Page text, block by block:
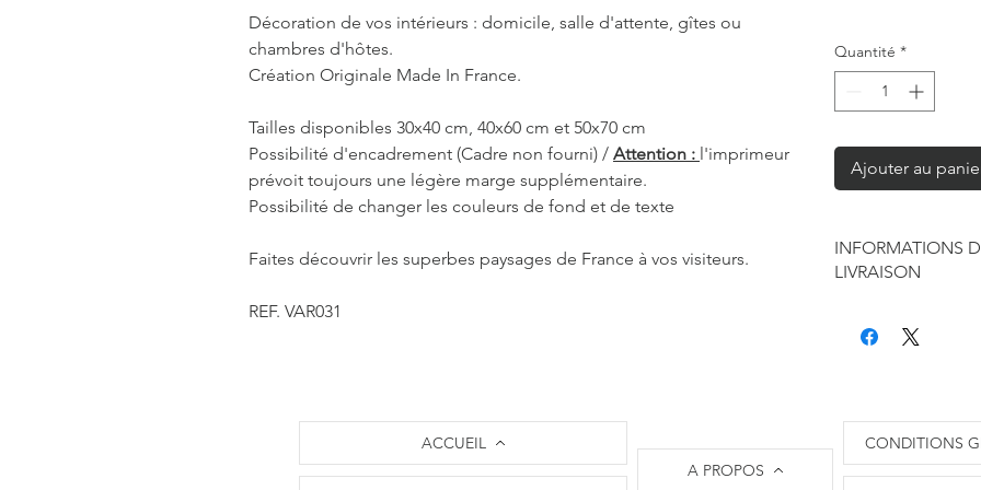
Décoration de vos intérieurs : domicile, salle d'attente, gîtes ou
chambres d'hôtes.
Création Originale Made In France.
Tailles disponibles 30x40 cm, 40x60 cm et 50x70 cm
Possibilité d'encadrement (Cadre non fourni) / Attention : l'imprimeur
prévoit toujours une légère marge supplémentaire.
Possibilité de changer les couleurs de fond et de texte
Faites découvrir les superbes paysages de France à vos visiteurs.
REF. VAR031
Quantité *
Ajouter au
INFORMATIONS
LIVRAISON
seule à sa
des affiches et
Les délais
généralement de 2
ACCUEIL
A PROPOS
CONDITIONS